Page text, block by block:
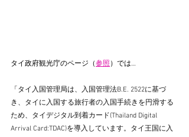
タイ政府観光庁のページ（参照 ）では…
「 タイ入国管理局は、入国管理法B.E. 2522に基づ
き、タイに入国する旅行者の入国手続きを円滑する
ため、タイデジタル到着カード(Thailand Digital
Arrival Card:TDAC)を導入しています。タイ王国に入